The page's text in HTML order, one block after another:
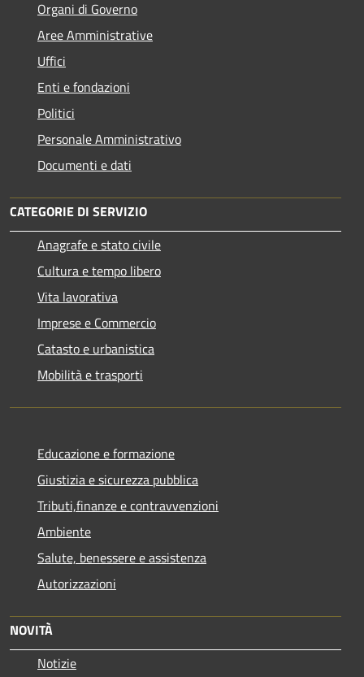
Organi di Governo
Aree Amministrative
Uffici
Enti e fondazioni
Politici
Personale Amministrativo
Documenti e dati
CATEGORIE DI SERVIZIO
Anagrafe e stato civile
Cultura e tempo libero
Vita lavorativa
Imprese e Commercio
Catasto e urbanistica
Mobilità e trasporti
Educazione e formazione
Giustizia e sicurezza pubblica
Tributi,finanze e contravvenzioni
Ambiente
Salute, benessere e assistenza
Autorizzazioni
NOVITÀ
Notizie